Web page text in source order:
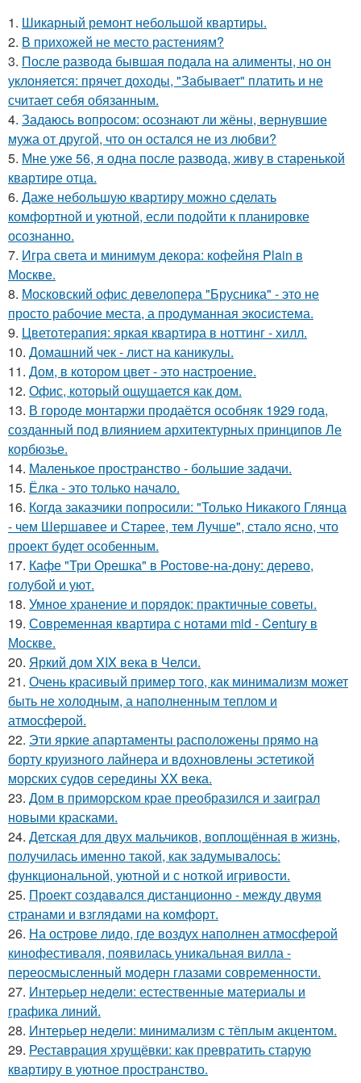
1. Шикарный ремонт небольшой квартиры.
2. В прихожей не место растениям?
3. После развода бывшая подала на алименты, но он
уклоняется: прячет доходы, "Забывает" платить и не
считает себя обязанным.
4. Задаюсь вопросом: осознают ли жёны, вернувшие
мужа от другой, что он остался не из любви?
5. Мне уже 56, я одна после развода, живу в старенькой
квартире отца.
6. Даже небольшую квартиру можно сделать
комфортной и уютной, если подойти к планировке
осознанно.
7. Игра света и минимум декора: кофейня Plain в
Москве.
8. Московский офис девелопера "Брусника" - это не
просто рабочие места, а продуманная экосистема.
9. Цветотерапия: яркая квартира в ноттинг - хилл.
10. Домашний чек - лист на каникулы.
11. Дом, в котором цвет - это настроение.
12. Офис, который ощущается как дом.
13. В городе монтаржи продаётся особняк 1929 года,
созданный под влиянием архитектурных принципов Ле
корбюзье.
14. Маленькое пространство - большие задачи.
15. Ёлка - это только начало.
16. Когда заказчики попросили: "Только Никакого Глянца
- чем Шершавее и Старее, тем Лучше", стало ясно, что
проект будет особенным.
17. Кафе "Три Орешка" в Ростове-на-дону: дерево,
голубой и уют.
18. Умное хранение и порядок: практичные советы.
19. Современная квартира с нотами mid - Century в
Москве.
20. Яркий дом XIX века в Челси.
21. Очень красивый пример того, как минимализм может
быть не холодным, а наполненным теплом и
атмосферой.
22. Эти яркие апартаменты расположены прямо на
борту круизного лайнера и вдохновлены эстетикой
морских судов середины XX века.
23. Дом в приморском крае преобразился и заиграл
новыми красками.
24. Детская для двух мальчиков, воплощённая в жизнь,
получилась именно такой, как задумывалось:
функциональной, уютной и с ноткой игривости.
25. Проект создавался дистанционно - между двумя
странами и взглядами на комфорт.
26. На острове лидо, где воздух наполнен атмосферой
кинофестиваля, появилась уникальная вилла -
переосмысленный модерн глазами современности.
27. Интерьер недели: естественные материалы и
графика линий.
28. Интерьер недели: минимализм с тёплым акцентом.
29. Реставрация хрущёвки: как превратить старую
квартиру в уютное пространство.